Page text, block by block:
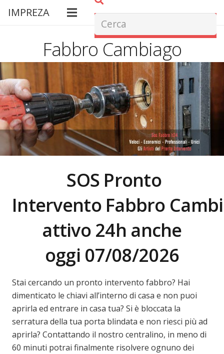
IMPREZA
Fabbro Cambiago
SOS Pronto
Intervento Fabbro
attivo 24h anche
oggi 07/08/2026
Stai cercando un pronto intervento fabbro? Hai
dimenticato le chiavi all’interno di casa e non puoi
aprirla ed entrare in casa tua? Si è bloccata la
serratura della tua porta blindata e non riesci più ad
aprirla? Contattando il nostro centralino, in meno di
60 minuti potrai finalmente risolvere ognuno dei